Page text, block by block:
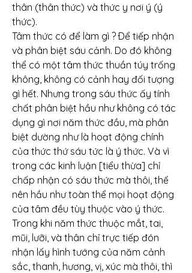
thân (thân thức) và thức y nơi ý (ý
thức).
Tâm thức có để làm gì ? Ðể tiếp nhận
và phân biệt sáu cảnh. Do đó không
thể có một tâm thức thuần túy trống
không, không có cảnh hay đối tượng
gì hết. Nhưng trong sáu thức ấy tính
chất phân biệt hầu như không có tác
dụng gì nơi năm thức đầu, mà phân
biệt dường như là hoạt động chính
của thức thứ sáu tức là ý thức. Và vì
trong các kinh luận [tiểu thừa] chỉ
chấp nhận có sáu thức mà thôi, thế
nên hầu như toàn thể mọi hoạt động
của tâm đều tùy thuộc vào ý thức.
Trong khi năm thức thuộc mắt, tai,
mũi, lưỡi, và thân chỉ trực tiếp đón
nhận lấy hình tướng của năm cảnh
sắc, thanh, hương, vị, xúc mà thôi, thì